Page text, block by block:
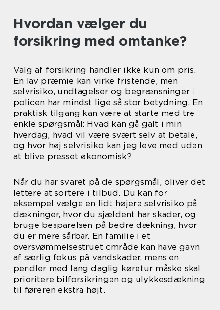
Hvordan vælger du
forsikring med omtanke?
Valg af forsikring handler ikke kun om pris.
En lav præmie kan virke fristende, men
selvrisiko, undtagelser og begrænsninger i
policen har mindst lige så stor betydning. En
praktisk tilgang kan være at starte med tre
enkle spørgsmål: Hvad kan gå galt i min
hverdag, hvad vil være svært selv at betale,
og hvor høj selvrisiko kan jeg leve med uden
at blive presset økonomisk?
Når du har svaret på de spørgsmål, bliver det
lettere at sortere i tilbud. Du kan for
eksempel vælge en lidt højere selvrisiko på
dækninger, hvor du sjældent har skader, og
bruge besparelsen på bedre dækning, hvor
du er mere sårbar. En familie i et
oversvømmelsestruet område kan have gavn
af særlig fokus på vandskader, mens en
pendler med lang daglig køretur måske skal
prioritere bilforsikringen og ulykkesdækning
til føreren ekstra højt.